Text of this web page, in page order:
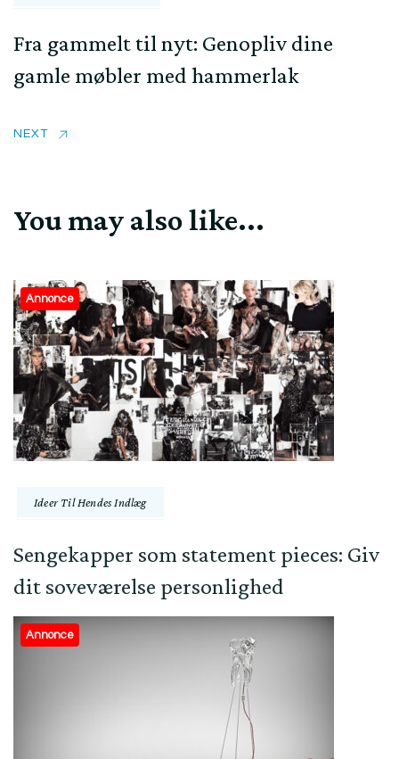
Fra gammelt til nyt: Genopliv dine
gamle møbler med hammerlak
NEXT
You may also like...
Annonce
Ideer Til Hendes Indlæg
Sengekapper som statement pieces: Giv
dit soveværelse personlighed
Annonce